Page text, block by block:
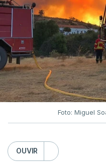
Foto: Miguel
OUVIR